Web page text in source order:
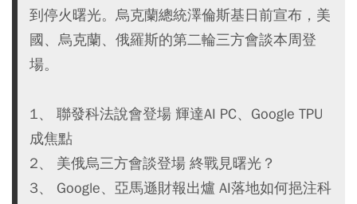
到停火曙光。烏克蘭總統澤倫斯基日前宣布，美
國、烏克蘭、俄羅斯的第二輪三方會談本周登
場。
1、 聯發科法說會登場 輝達AI PC、Google TPU
成焦點
2、 美俄烏三方會談登場 終戰見曙光？
3、 Google、亞馬遜財報出爐 AI落地如何挹注科